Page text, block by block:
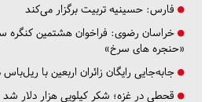
فارس: حسینیه تربیت برگزار می‌کند
خراسان رضوی: فراخوان هشتمین کنگره
«حنجره های سرخ»
جابه‌جایی رایگان زائران اربعین با
قحطی در غزه؛ شکر کیلویی هزار دلار شد